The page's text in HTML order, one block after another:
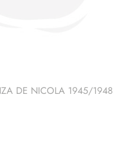
DE NICOLA 1945/1948